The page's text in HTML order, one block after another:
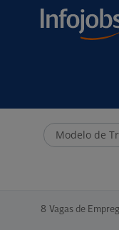
Modelo de
8 Vagas de